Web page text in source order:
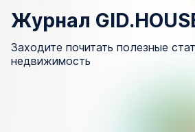
Журнал
Заходите почитать полезные
недвижимость